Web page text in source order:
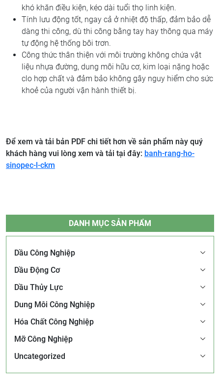
khó khăn điều kiện, kéo dài tuổi thọ linh kiện.
Tính lưu động tốt, ngay cả ở nhiệt độ thấp, đảm bảo dễ
dàng thi công, dù thi công bằng tay hay thông qua máy
tự động hệ thống bôi trơn.
Công thức thân thiện với môi trường không chứa vật
liệu nhựa đường, dung môi hữu cơ, kim loại nặng hoặc
clo hợp chất và đảm bảo không gây nguy hiểm cho sức
khoẻ của người vận hành thiết bị.
Để xem và tải bản PDF chi tiết hơn về sản phẩm này quý
khách hàng vui lòng xem và tải tại đây: banh-rang-ho-
sinopec-l-ckm
DANH MỤC SẢN PHẨM
Dầu Công Nghiệp
Dầu Động Cơ
Dầu Thủy Lực
Dung Môi Công Nghiệp
Hóa Chất Công Nghiệp
Mỡ Công Nghiệp
Uncategorized